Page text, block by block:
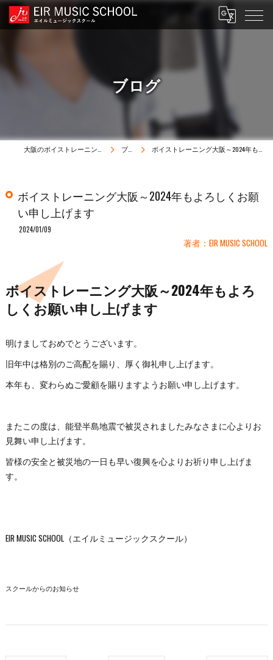
ブログ
ブログ ボイストレーニング大阪～2024年もよろしくお願い申し上げます
ボイストレーニング大阪～2024年もよろしくお願
い申し上げます
2024/01/09
著者：EIR MUSIC SCHOOL
ボイストレーニング大阪～2024年もよろ
しくお願い申し上げます
明けましておめでとうございます。
旧年中は格別のご高配を賜り、厚く御礼申し上げます。
本年も、変わらぬご愛顧を賜りますようお願い申し上げます。
またこの度は、能登半島地震で被災されましたみなさまに心よりお
見舞い申し上げます。
皆様の安全と被災地の一日も早い復興を心よりお祈り申し上げま
す。
EIR MUSIC SCHOOL（エイルミュージックスクール）
スクールからのお知らせ